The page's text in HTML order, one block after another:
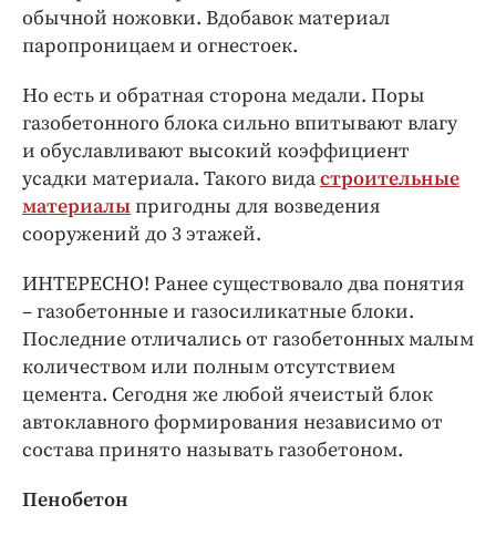
обычной ножовки. Вдобавок материал
паропроницаем и огнестоек.
Но есть и обратная сторона медали. Поры
газобетонного блока сильно впитывают влагу
и обуславливают высокий коэффициент
усадки материала. Такого видастроительные
материалыпригодны для возведения
сооружений до 3 этажей.
ИНТЕРЕСНО! Ранее существовало два понятия
– газобетонные и газосиликатные блоки.
Последние отличались от газобетонных малым
количеством или полным отсутствием
цемента. Сегодня же любой ячеистый блок
автоклавного формирования независимо от
состава принято называть газобетоном.
Пенобетон